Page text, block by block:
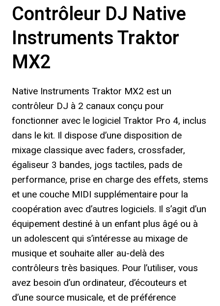
Contrôleur DJ Native
Instruments Traktor
MX2
Native Instruments Traktor MX2 est un
contrôleur DJ à 2 canaux conçu pour
fonctionner avec le logiciel Traktor Pro 4, inclus
dans le kit. Il dispose d’une disposition de
mixage classique avec faders, crossfader,
égaliseur 3 bandes, jogs tactiles, pads de
performance, prise en charge des effets, stems
et une couche MIDI supplémentaire pour la
coopération avec d’autres logiciels. Il s’agit d’un
équipement destiné à un enfant plus âgé ou à
un adolescent qui s’intéresse au mixage de
musique et souhaite aller au-delà des
contrôleurs très basiques. Pour l’utiliser, vous
avez besoin d’un ordinateur, d’écouteurs et
d’une source musicale, et de préférence